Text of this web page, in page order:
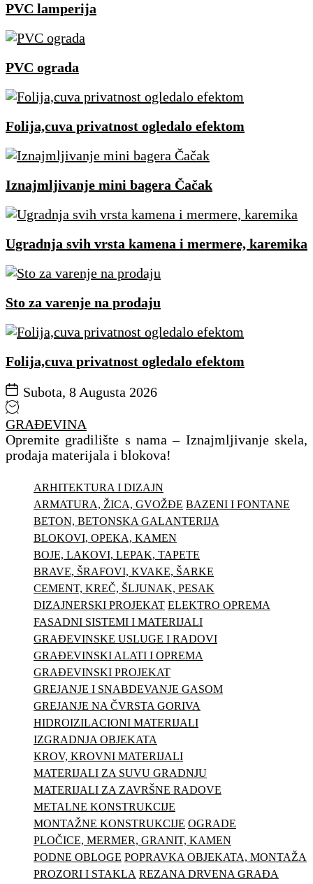
PVC lamperija
PVC ograda
Folija,cuva privatnost ogledalo efektom
Iznajmljivanje mini bagera Čačak
Ugradnja svih vrsta kamena i mermere, karemika
Sto za varenje na prodaju
Folija,cuva privatnost ogledalo efektom
Subota, 8 Augusta 2026
GRAĐEVINA
Opremite gradilište s nama – Iznajmljivanje skela,
prodaja materijala i blokova!
ARHITEKTURA I DIZAJN
ARMATURA, ŽICA, GVOŽĐE BAZENI I FONTANE
BETON, BETONSKA GALANTERIJA
BLOKOVI, OPEKA, KAMEN
BOJE, LAKOVI, LEPAK, TAPETE
BRAVE, ŠRAFOVI, KVAKE, ŠARKE
CEMENT, KREČ, ŠLJUNAK, PESAK
DIZAJNERSKI PROJEKAT ELEKTRO OPREMA
FASADNI SISTEMI I MATERIJALI
GRAĐEVINSKE USLUGE I RADOVI
GRAĐEVINSKI ALATI I OPREMA
GRAĐEVINSKI PROJEKAT
GREJANJE I SNABDEVANJE GASOM
GREJANJE NA ČVRSTA GORIVA
HIDROIZILACIONI MATERIJALI
IZGRADNJA OBJEKATA
KROV, KROVNI MATERIJALI
MATERIJALI ZA SUVU GRADNJU
MATERIJALI ZA ZAVRŠNE RADOVE
METALNE KONSTRUKCIJE
MONTAŽNE KONSTRUKCIJE OGRADE
PLOČICE, MERMER, GRANIT, KAMEN
PODNE OBLOGE POPRAVKA OBJEKATA, MONTAŽA
PROZORI I STAKLA REZANA DRVENA GRAĐA